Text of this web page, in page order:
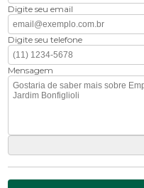
Digite seu email
Digite seu telefone
Mensagem